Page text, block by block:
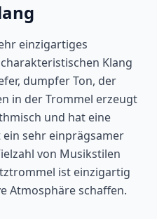
einzigartiges
Klang
dumpfer Ton, der
in der Trommel erzeugt
und hat eine
sehr einprägsamer
von Musikstilen
ist einzigartig
Atmosphäre schaffen.